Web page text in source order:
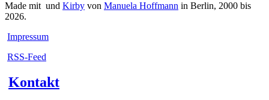
Made mit und Kirby von Manuela Hoffmann in Berlin, 2000 bis
2026.
Impressum
RSS-Feed
Kontakt